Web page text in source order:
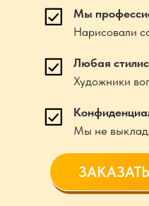
Любая
Художники
Мы не
Мы
Нарисовали